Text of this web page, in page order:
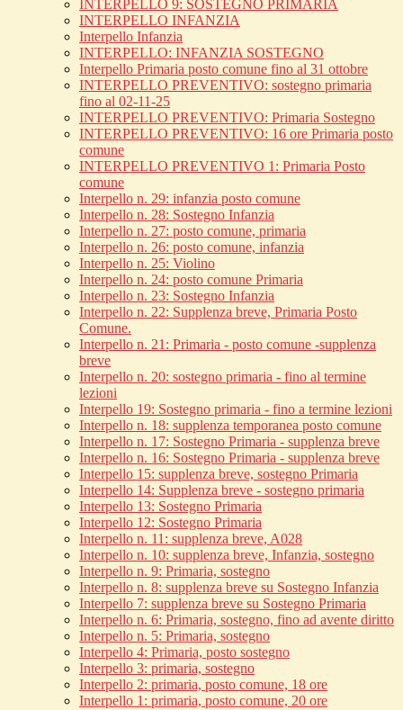
INTERPELLO 9: SOSTEGNO PRIMARIA
INTERPELLO INFANZIA
Interpello Infanzia
INTERPELLO: INFANZIA SOSTEGNO
Interpello Primaria posto comune fino al 31 ottobre
INTERPELLO PREVENTIVO: sostegno primaria
fino al 02-11-25
INTERPELLO PREVENTIVO: Primaria Sostegno
INTERPELLO PREVENTIVO: 16 ore Primaria posto
comune
INTERPELLO PREVENTIVO 1: Primaria Posto
comune
Interpello n. 29: infanzia posto comune
Interpello n. 28: Sostegno Infanzia
Interpello n. 27: posto comune, primaria
Interpello n. 26: posto comune, infanzia
Interpello n. 25: Violino
Interpello n. 24: posto comune Primaria
Interpello n. 23: Sostegno Infanzia
Interpello n. 22: Supplenza breve, Primaria Posto
Comune.
Interpello n. 21: Primaria - posto comune -supplenza
breve
Interpello n. 20: sostegno primaria - fino al termine
lezioni
Interpello 19: Sostegno primaria - fino a termine lezioni
Interpello n. 18: supplenza temporanea posto comune
Interpello n. 17: Sostegno Primaria - supplenza breve
Interpello n. 16: Sostegno Primaria - supplenza breve
Interpello 15: supplenza breve, sostegno Primaria
Interpello 14: Supplenza breve - sostegno primaria
Interpello 13: Sostegno Primaria
Interpello 12: Sostegno Primaria
Interpello n. 11: supplenza breve, A028
Interpello n. 10: supplenza breve, Infanzia, sostegno
Interpello n. 9: Primaria, sostegno
Interpello n. 8: supplenza breve su Sostegno Infanzia
Interpello 7: supplenza breve su Sostegno Primaria
Interpello n. 6: Primaria, sostegno, fino ad avente diritto
Interpello n. 5: Primaria, sostegno
Interpello 4: Primaria, posto sostegno
Interpello 3: primaria, sostegno
Interpello 2: primaria, posto comune, 18 ore
Interpello 1: primaria, posto comune, 20 ore